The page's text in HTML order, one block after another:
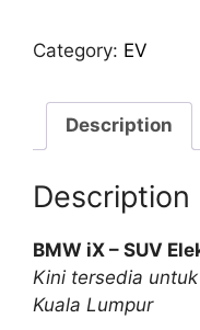
BMW
Kuala
Lumpur
Category: EV
Description
Description
BMW iX – SUV
Kini tersedia
Kuala Lumpur